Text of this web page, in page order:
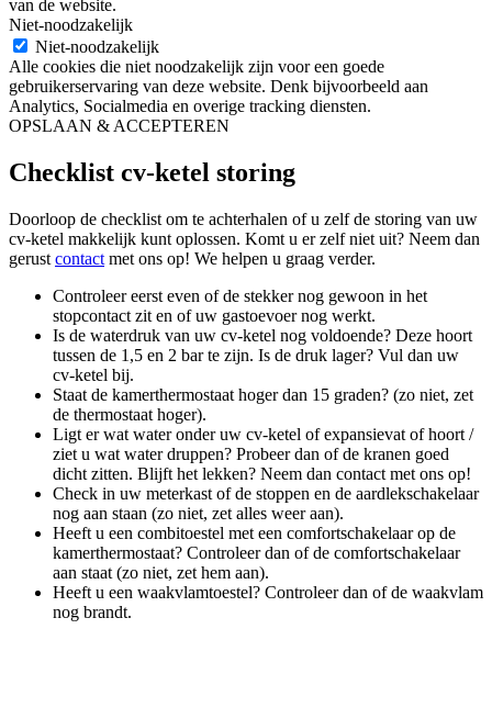
van de website.
Niet-noodzakelijk
Niet-noodzakelijk
Alle cookies die niet noodzakelijk zijn voor een goede
gebruikerservaring van deze website. Denk bijvoorbeeld aan
Analytics, Socialmedia en overige tracking diensten.
OPSLAAN & ACCEPTEREN
Checklist cv-ketel storing
Doorloop de checklist om te achterhalen of u zelf de storing van uw
cv-ketel makkelijk kunt oplossen. Komt u er zelf niet uit? Neem dan
gerust contact met ons op! We helpen u graag verder.
Controleer eerst even of de stekker nog gewoon in het
stopcontact zit en of uw gastoevoer nog werkt.
Is de waterdruk van uw cv-ketel nog voldoende? Deze hoort
tussen de 1,5 en 2 bar te zijn. Is de druk lager? Vul dan uw
cv-ketel bij.
Staat de kamerthermostaat hoger dan 15 graden? (zo niet, zet
de thermostaat hoger).
Ligt er wat water onder uw cv-ketel of expansievat of hoort /
ziet u wat water druppen? Probeer dan of de kranen goed
dicht zitten. Blijft het lekken? Neem dan contact met ons op!
Check in uw meterkast of de stoppen en de aardlekschakelaar
nog aan staan (zo niet, zet alles weer aan).
Heeft u een combitoestel met een comfortschakelaar op de
kamerthermostaat? Controleer dan of de comfortschakelaar
aan staat (zo niet, zet hem aan).
Heeft u een waakvlamtoestel? Controleer dan of de waakvlam
nog brandt.